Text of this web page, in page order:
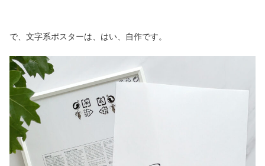
で、文字系ポスターは、はい、自作です。